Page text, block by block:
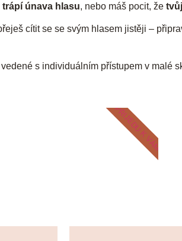
trápí únava hlasu, nebo máš pocit, že
cítit se se svým hlasem jistěji –
s individuálním přístupem v malé
PŘIJEDU K VÁM